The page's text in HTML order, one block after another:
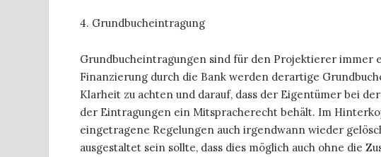
4. Grundbucheintragung
Grundbucheintragungen sind für den Projektierer immer
Finanzierung durch die Bank werden derartige
Klarheit zu achten und darauf, dass der Eigentümer bei
der Eintragungen ein Mitspracherecht behält. Im
eingetragene Regelungen auch irgendwann wieder
ausgestaltet sein sollte, dass dies möglich auch ohne die